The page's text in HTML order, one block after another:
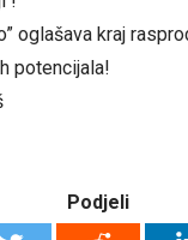
oglašava kraj
potencijala!
Podjeli